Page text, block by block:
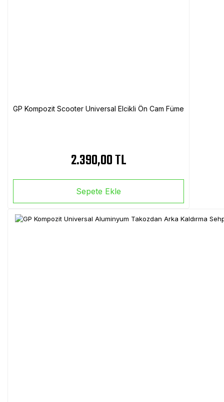
GP Kompozit Scooter Universal Elcikli Ön Cam Füme
2.390,00 TL
Sepete Ekle